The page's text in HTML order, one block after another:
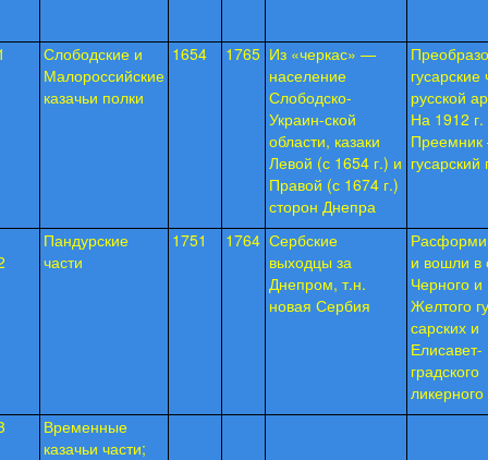
Слободские и
Малороссийские
казачьи полки
1654 1765 Из «черкас» —
населе­ние
Слободско-
Украин-ской
области, казаки
Левой (с 1654 г.) и
Правой (с 1674 г.)
сторон Днепра
гусарские
русской
На 1912 г.
гусарский
Пандурские
части
1751 1764 Сербские
выходцы за
Днепром, т.н.
новая Сербия
и вошли в
Чер­ного и
Желтого
сарских и
Елисавет-
градского
Временные
казачьи части;